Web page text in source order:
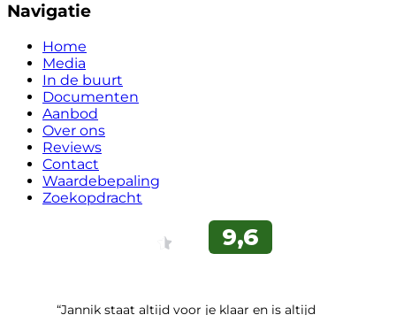
Navigatie
Home
Media
In de buurt
Documenten
Aanbod
Over ons
Reviews
Contact
Waardebepaling
Zoekopdracht
“Jannik staat altijd voor je klaar en is altijd